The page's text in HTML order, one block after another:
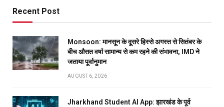
Recent Post
Monsoon: मानसून के दूसरे हिस्से अगस्त से सितंबर के
बीच औसत वर्षा सामान्य से कम रहने की संभावना, IMD ने
जताया पूर्वानुमान
AUGUST 6, 2026
Jharkhand Student AI App: झारखंड के पूर्व